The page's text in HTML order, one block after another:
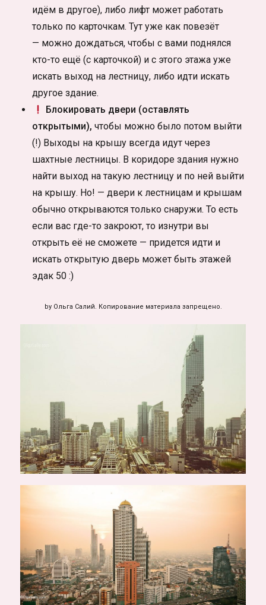
идём в другое), либо лифт может работать
только по карточкам. Тут уже как повезёт
— можно дождаться, чтобы с вами поднялся
кто-то ещё (с карточкой) и с этого этажа уже
искать выход на лестницу, либо идти искать
другое здание.
Блокировать двери (оставлять
открытыми), чтобы можно было потом выйти
(!) Выходы на крышу всегда идут через
шахтные лестницы. В коридоре здания нужно
найти выход на такую лестницу и по ней выйти
на крышу. Но! — двери к лестницам и крышам
обычно открываются только снаружи. То есть
если вас где-то закроют, то изнутри вы
открыть её не сможете — придется идти и
искать открытую дверь может быть этажей
эдак 50 :)
by Ольга Салий. Копирование материала запрещено.